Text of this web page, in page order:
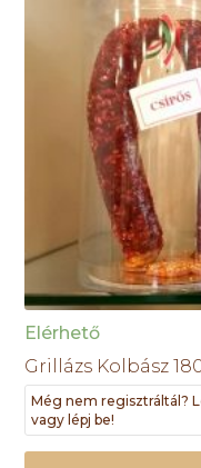
Elérhető
Grillázs Kolbász
Még nem regisztráltál?
vagy lépj be!